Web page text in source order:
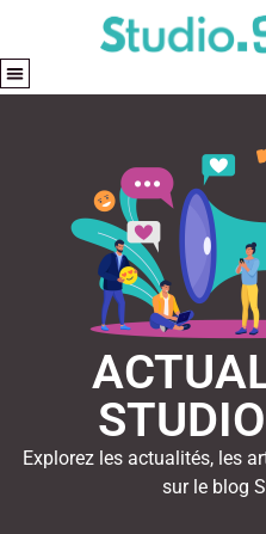
Explorez les actualités, les
sur le blog